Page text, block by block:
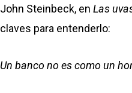
John Steinbeck, enLas
claves para entenderlo:
Un banco no es como un